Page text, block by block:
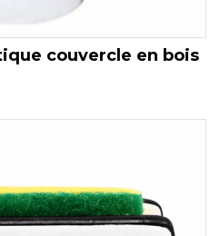
couvercle en bois